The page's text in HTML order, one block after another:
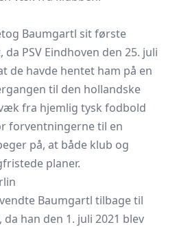
Baumgartl sit første
PSV Eindhoven den 25. juli
de havde hentet ham på en
til den hollandske
fra hjemlig tysk fodbold
forventningerne til en
på, at både klub og
planer.
Baumgartl tilbage til
han den 1. juli 2021 blev